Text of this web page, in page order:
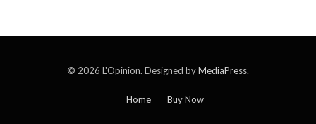
© 2026 L'Opinion. Designed byMediaPress.
Home Buy Now